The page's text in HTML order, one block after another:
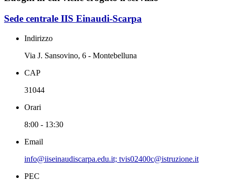
Sede centrale IIS Einaudi-Scarpa
Indirizzo
Via J. Sansovino, 6 - Montebelluna
CAP
31044
Orari
8:00 - 13:30
Email
info@iiseinaudiscarpa.edu.it; tvis02400c@istruzione.it
PEC